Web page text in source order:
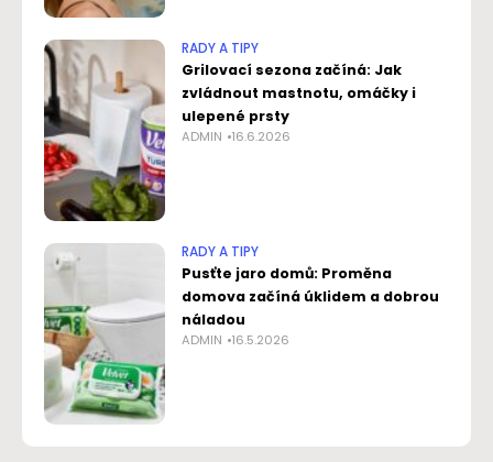
RADY A TIPY
Grilovací sezona začíná: Jak
zvládnout mastnotu, omáčky i
ulepené prsty
ADMIN 16.6.2026
RADY A TIPY
Pusťte jaro domů: Proměna
domova začíná úklidem a dobrou
náladou
ADMIN 16.5.2026